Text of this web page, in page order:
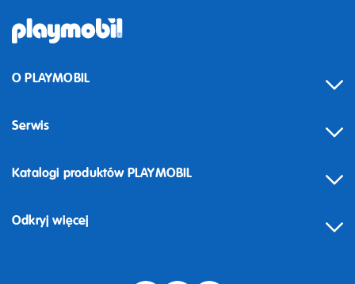
O PLAYMOBIL
Serwis
Odstąpienie od umowy
Katalogi produktów PLAYMOBIL
Odkryj więcej